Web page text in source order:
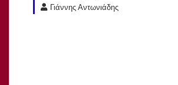
Γιάννης Αντωνιάδης